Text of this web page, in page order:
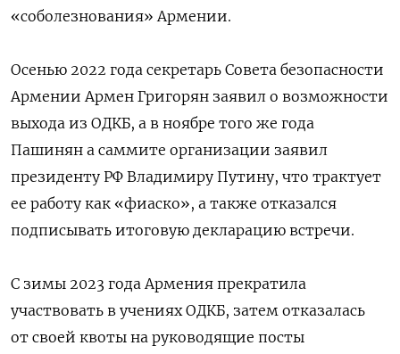
«соболезнования» Армении.
Осенью 2022 года секретарь Совета безопасности
Армении Армен Григорян заявил о возможности
выхода из ОДКБ, а в ноябре того же года
Пашинян а саммите организации заявил
президенту РФ Владимиру Путину, что трактует
ее работу как «фиаско», а также отказался
подписывать итоговую декларацию встречи.
С зимы 2023 года Армения прекратила
участвовать в учениях ОДКБ, затем отказалась
от своей квоты на руководящие посты